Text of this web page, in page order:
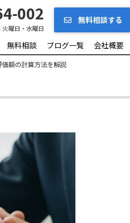
002
火曜日・水曜日
無料相談する
無料相談 ブログ一覧 会社概要
額の計算方法を解説